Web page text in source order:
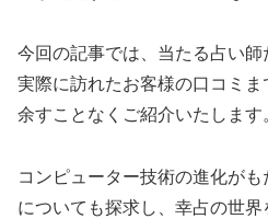
今回の記事では、当たる占い師
実際に訪れたお客様の口コミ
余すことなくご紹介いたします
コンピューター技術の進化が
についても探求し、幸占の世